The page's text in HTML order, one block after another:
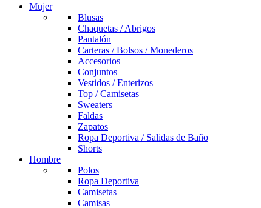
Mujer
Blusas
Chaquetas / Abrigos
Pantalón
Carteras / Bolsos / Monederos
Accesorios
Conjuntos
Vestidos / Enterizos
Top / Camisetas
Sweaters
Faldas
Zapatos
Ropa Deportiva / Salidas de Baño
Shorts
Hombre
Polos
Ropa Deportiva
Camisetas
Camisas